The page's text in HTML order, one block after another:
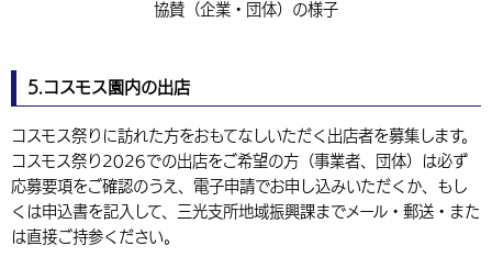
協賛（企業・団体）の様子
5.コスモス園内の出店
コスモス祭りに訪れた方をおもてなしいただく出店者を募集します。
コスモス祭り2026での出店をご希望の方（事業者、団体）は必ず
応募要項をご確認のうえ、電子申請でお申し込みいただくか、もし
くは申込書を記入して、三光支所地域振興課までメール・郵送・また
は直接ご持参ください。